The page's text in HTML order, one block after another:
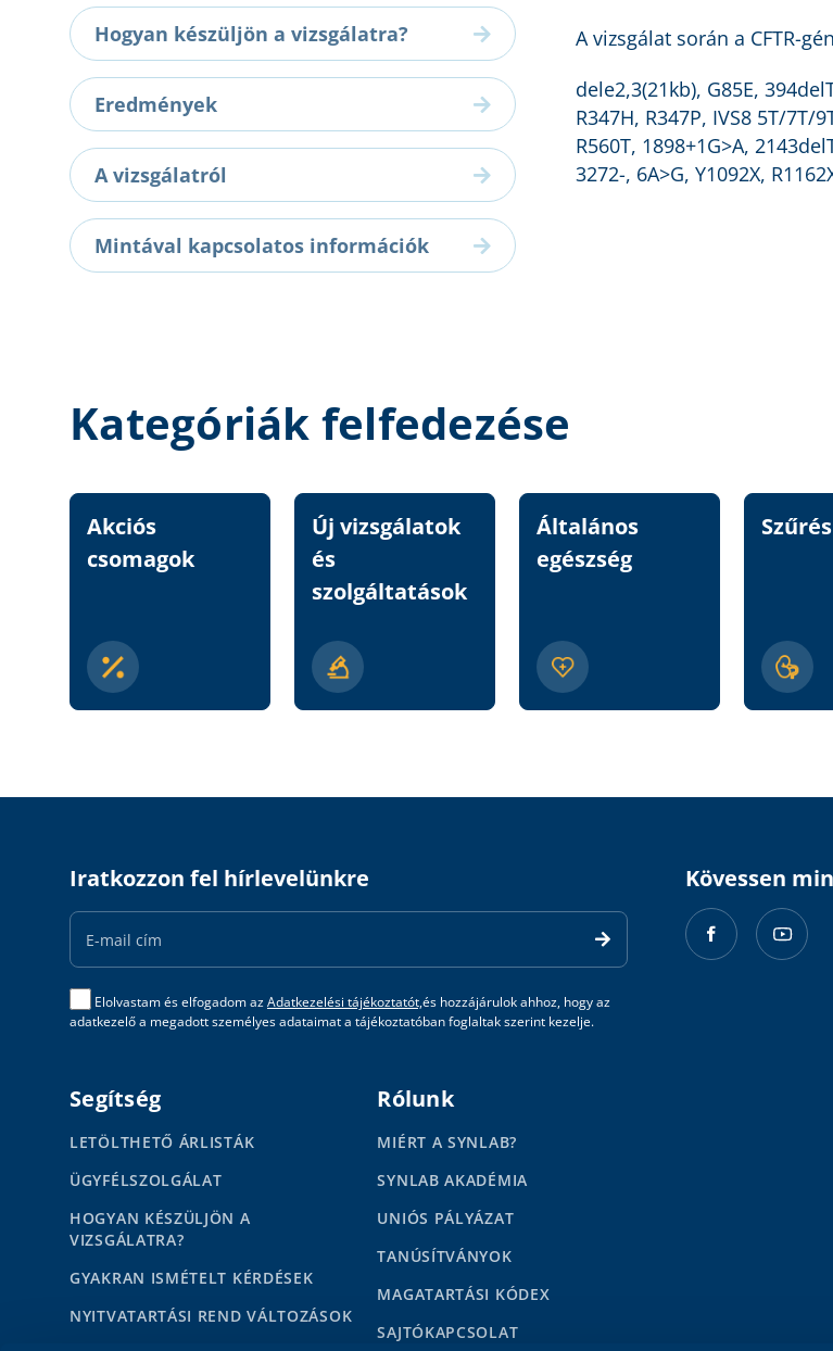
Hogyan készüljön a vizsgálatra?
Eredmények
A vizsgálatról
Mintával kapcsolatos információk
A vizsgálat során a CFTR-
dele2,3(21kb), G85E,
R347H, R347P, IVS8 5T/7T/
R560T, 1898+1G>A,
3272-, 6A>G, Y1092X,
Kategóriák felfedezése
Akciós
csomagok
Új vizsgálatok
és
szolgáltatások
Általános
egészség
Iratkozzon fel hírlevelünkre
Email
Address
Elolvastam és elfogadom azAdatkezelési tájékoztatót,és hozzájárulok ahhoz, hogy az
adatkezelő a megadott személyes adataimat a tájékoztatóban foglaltak szerint kezelje.
Kövessen
Segítség
LETÖLTHETŐ ÁRLISTÁK
ÜGYFÉLSZOLGÁLAT
HOGYAN KÉSZÜLJÖN A
VIZSGÁLATRA?
GYAKRAN ISMÉTELT KÉRDÉSEK
NYITVATARTÁSI REND VÁLTOZÁSOK
Rólunk
MIÉRT A SYNLAB?
SYNLAB AKADÉMIA
UNIÓS PÁLYÁZAT
TANÚSÍTVÁNYOK
MAGATARTÁSI KÓDEX
SAJTÓKAPCSOLAT